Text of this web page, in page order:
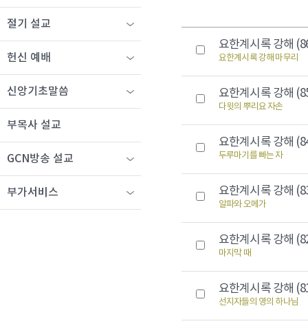
요한계시록 강해
요한계시록 강해 마무리
요한계시록 강해
다윗의 뿌리요 자손
요한계시록 강해
두루마기를 빠는 자
요한계시록 강해
알파와 오메가
요한계시록 강해
마지막 때
요한계시록 강해
선지자들의 영의 하나님
절기 설교
헌신 예배
신앙기초말씀
부목사 설교
GCN방송 설교
부가서비스